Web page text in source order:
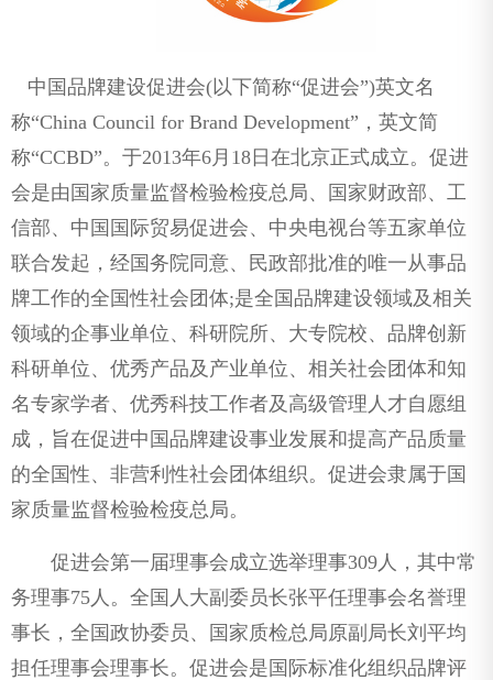
中国品牌建设促进会(以下简称“促进会”)英文名
称“China Council for Brand Development”，英文简
称“CCBD”。于2013年6月18日在北京正式成立。促进
会是由国家质量监督检验检疫总局、国家财政部、工
信部、中国国际贸易促进会、中央电视台等五家单位
联合发起，经国务院同意、民政部批准的唯一从事品
牌工作的全国性社会团体;是全国品牌建设领域及相关
领域的企事业单位、科研院所、大专院校、品牌创新
科研单位、优秀产品及产业单位、相关社会团体和知
名专家学者、优秀科技工作者及高级管理人才自愿组
成，旨在促进中国品牌建设事业发展和提高产品质量
的全国性、非营利性社会团体组织。促进会隶属于国
家质量监督检验检疫总局。
促进会第一届理事会成立选举理事309人，其中常
务理事75人。全国人大副委员长张平任理事会名誉理
事长，全国政协委员、国家质检总局原副局长刘平均
担任理事会理事长。促进会是国际标准化组织品牌评